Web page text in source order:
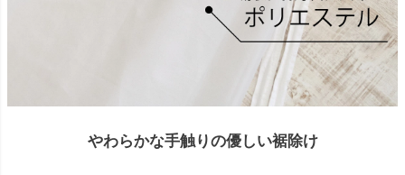
やわらかな手触りの優しい裾除け